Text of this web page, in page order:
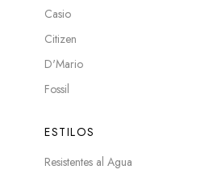
Casio
Citizen
D'Mario
Fossil
ESTILOS
Resistentes al Agua